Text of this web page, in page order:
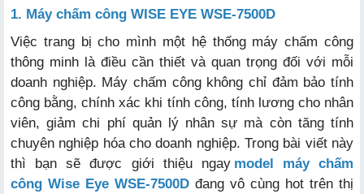
1. Máy chấm công WISE EYE WSE-7500D
Việc trang bị cho mình một hệ thống máy chấm công
thông minh là điều cần thiết và quan trọng đối với mỗi
doanh nghiệp. Máy chấm công không chỉ đảm bảo tính
công bằng, chính xác khi tính công, tính lương cho nhân
viên, giảm chi phí quản lý nhân sự mà còn tăng tính
chuyên nghiệp hóa cho doanh nghiệp. Trong bài viết này
thì bạn sẽ được giới thiệu ngay model máy chấm
công Wise Eye WSE-7500D đang vô cùng hot trên thị